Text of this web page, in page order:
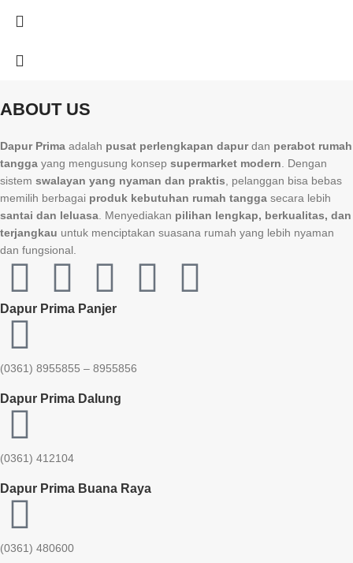
ABOUT US
Dapur Prima adalah pusat perlengkapan dapurdan perabot rumah
tangga yang mengusung konsep supermarket modern . Dengan
sistem swalayan yang nyaman dan praktis , pelanggan bisa bebas
memilih berbagai produk kebutuhan rumah tangga secara lebih
santai dan leluasa . Menyediakan pilihan lengkap, berkualitas, dan
terjangkau untuk menciptakan suasana rumah yang lebih nyaman
dan fungsional.
Dapur Prima Panjer
(0361) 8955855 – 8955856​
Dapur Prima Dalung
(0361) 412104
Dapur Prima Buana Raya
(0361) 480600